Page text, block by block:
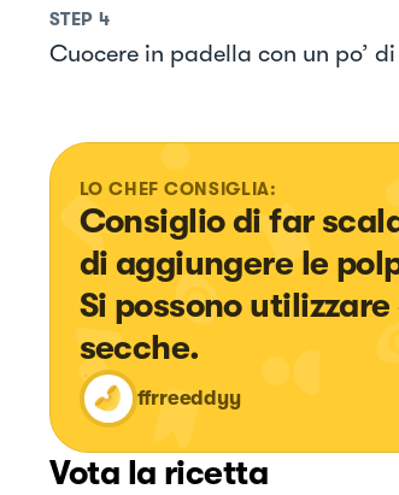
STEP 4
Cuocere in padella con un po’
LO CHEF CONSIGLIA:
Consiglio di far
di aggiungere le
Si possono
secche.
ffrreeddyy
Vota la ricetta